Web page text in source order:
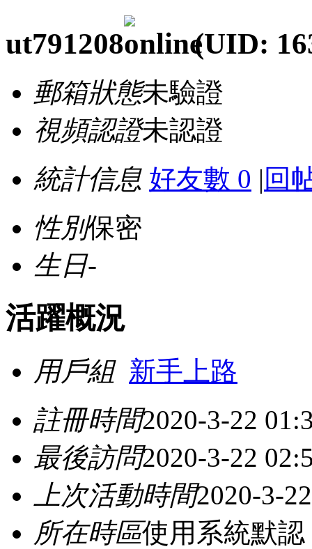
ut791208 (UID:
郵箱狀態未驗證
視頻認證未認證
統計信息 好友數 0 | 回
性別保密
生日-
活躍概況
用戶組 新手上路
註冊時間2020-3-22
最後訪問2020-3-22
上次活動時間2020-3-
所在時區使用系統默認